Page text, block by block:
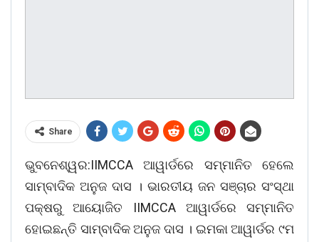
Share
ଭୁବନେଶ୍ୱର:IIMCCA ଆୱାର୍ଡରେ ସମ୍ମାନିତ ହେଲେ
ସାମ୍ବାଦିକ ଅନୁଜ ଦାସ । ଭାରତୀୟ ଜନ ସଞ୍ଚାର ସଂସ୍ଥା
ପକ୍ଷରୁ ଆୟୋଜିତ IIMCCA ଆୱାର୍ଡରେ ସମ୍ମାନିତ
ହୋଇଛନ୍ତି ସାମ୍ବାଦିକ ଅନୁଜ ଦାସ । ଇମକା ଆୱାର୍ଡର ୯ମ